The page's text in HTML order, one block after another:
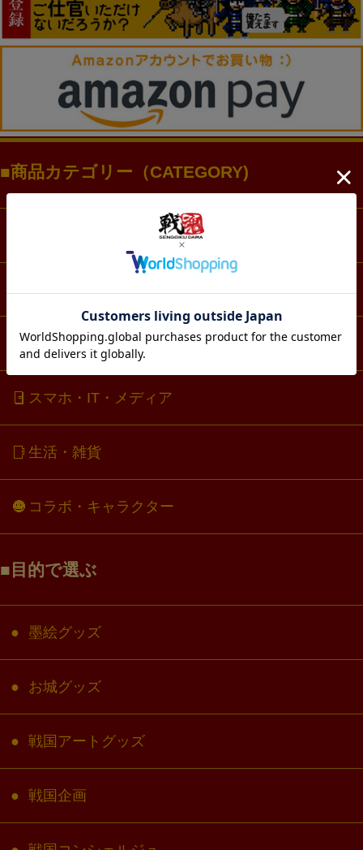
商品カテゴリー（CATEGORY)
アクセサリー・アクスタ
文具・ノート
スマホ・IT・メディア
生活・雑貨
コラボ・キャラクター
目的で選ぶ
墨絵グッズ
お城グッズ
戦国アートグッズ
戦国企画